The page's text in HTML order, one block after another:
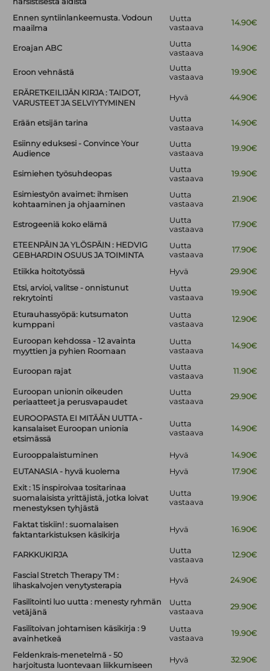
Ennen syntiinlankeemusta. Vodoun
maailma
Uutta
vastaava
14.90€
Eroajan ABC
Uutta
vastaava
14.90€
Eroon vehnästä
Uutta
vastaava
19.90€
ERÄRETKEILIJÄN KIRJA : TAIDOT,
VARUSTEET JA SELVIYTYMINEN
Hyvä 44.90€
Erään etsijän tarina
Uutta
vastaava
14.90€
Esiinny eduksesi - Convince Your
Audience
Uutta
vastaava
19.90€
Esimiehen työsuhdeopas
Uutta
vastaava
19.90€
Esimiestyön avaimet: ihmisen
kohtaaminen ja ohjaaminen
Uutta
vastaava
21.90€
Estrogeeniä koko elämä
Uutta
vastaava
17.90€
ETEENPÄIN JA YLÖSPÄIN : HEDVIG
GEBHARDIN OSUUS JA TOIMINTA
Uutta
vastaava
17.90€
Etiikka hoitotyössä Hyvä
29.90€
Etsi, arvioi, valitse - onnistunut
rekrytointi
Uutta
vastaava
19.90€
Eturauhassyöpä: kutsumaton
kumppani
Uutta
vastaava
12.90€
Euroopan kehdossa - 12 avainta
myyttien ja pyhien Roomaan
Uutta
vastaava
14.90€
Euroopan rajat
Uutta
vastaava
11.90€
Euroopan unionin oikeuden
periaatteet ja perusvapaudet
Uutta
vastaava
29.90€
EUROOPASTA EI MITÄÄN UUTTA -
kansalaiset Euroopan unionia
etsimässä
Uutta
vastaava
14.90€
Eurooppalaistuminen Hyvä
14.90€
EUTANASIA - hyvä kuolema
Hyvä
17.90€
Exit : 15 inspiroivaa tositarinaa
suomalaisista yrittäjistä, jotka loivat
menestyksen tyhjästä
Uutta
vastaava
19.90€
Faktat tiskiin! : suomalaisen
faktantarkistuksen käsikirja
Hyvä 16.90€
FARKKUKIRJA
Uutta
vastaava
12.90€
Fascial Stretch Therapy TM :
lihaskalvojen venytysterapia
Hyvä 24.90€
Fasilitointi luo uutta : menesty ryhmän
vetäjänä
Uutta
vastaava
29.90€
Fasilitoivan johtamisen käsikirja : 9
avainhetkeä
Uutta
vastaava
19.90€
Feldenkrais-menetelmä - 50
harjoitusta luontevaan liikkumiseen
Hyvä 32.90€